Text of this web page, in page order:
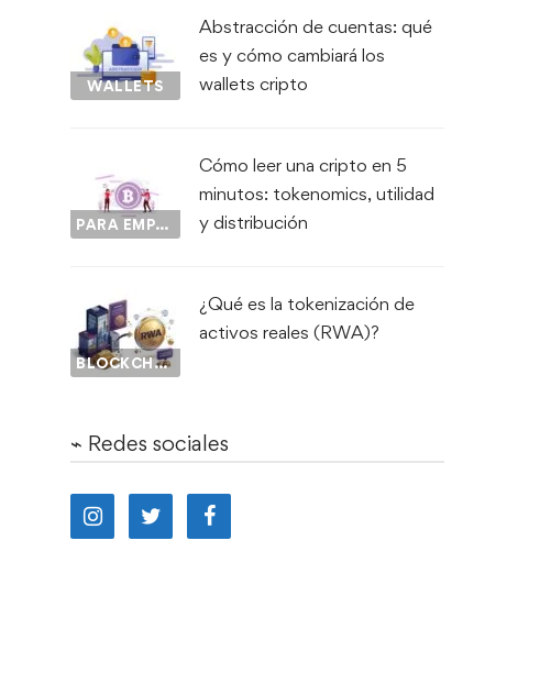
WALLETS
Abstracción de cuentas: qué
es y cómo cambiará los
wallets cripto
PARA EMPEZAR...
Cómo leer una cripto en 5
minutos: tokenomics, utilidad
y distribución
BLOCKCHAIN
¿Qué es la tokenización de
activos reales (RWA)?
⌁ Redes sociales